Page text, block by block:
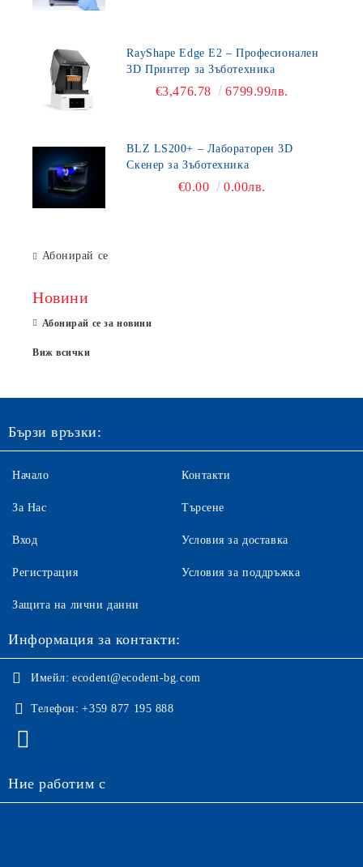
RayShape Edge E2 – Професионален
3D Принтер за Зъботехника
€3,476.78 6799.99лв.
BLZ LS200+ – Лабораторен 3D
Скенер за Зъботехника
€0.00 0.00лв.
Абонирай се
Новини
Абонирай се за новини
Виж всички
Бързи връзки:
Начало
За Нас
Вход
Регистрация
Контакти
Търсене
Условия за доставка
Условия за поддръжка
Защита на лични данни
Информация за контакти:
Имейл: ecodent@ecodent-bg.com
Телефон: +359 877 195 888
Ние работим с